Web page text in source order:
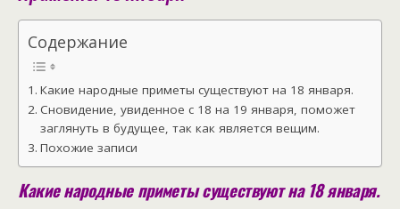
Содержание
Какие народные приметы существуют на 18 января.
Сновидение, увиденное с 18 на 19 января, поможет
заглянуть в будущее, так как является вещим.
Похожие записи
Какие народные приметы существуют на 18 января.